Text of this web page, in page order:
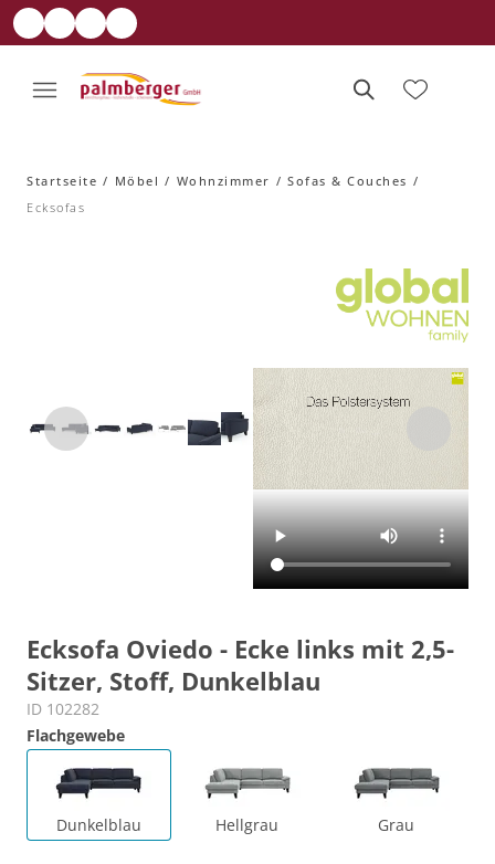
Startseite Möbel Wohnzimmer
Sofas & Couches
Ecksofas
Ecksofa Oviedo - Ecke links mit 2,5-
Sitzer, Stoff, Dunkelblau
ID 102282
Flachgewebe
Dunkelblau Hellgrau Grau